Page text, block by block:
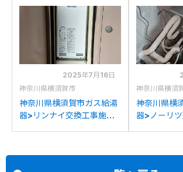
V2400SAFF-1からリンナ
イRUF-V2405SAFF(D)へ
ツGT-
換
2025年7月16日
神奈川県横須賀市
神奈川県横須賀市ガス給湯
器>リンナイ交換工事施工
神奈川県横須
神奈川県横
器>ノーリ